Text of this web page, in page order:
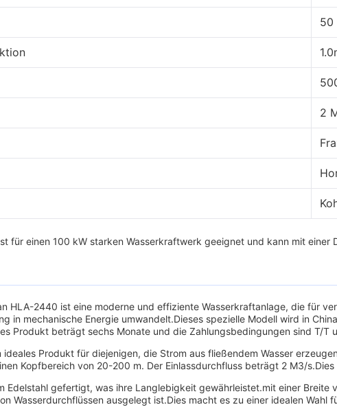
50
2
für einen 100 kW starken Wasserkraftwerk geeignet und kann mit
HLA-2440 ist eine moderne und effiziente Wasserkraftanlage, die für
in mechanische Energie umwandelt.Dieses spezielle Modell wird in
Produkt beträgt sechs Monate und die Zahlungsbedingungen sind T/T
Produkt für diejenigen, die Strom aus fließendem Wasser
Kopfbereich von 20-200 m. Der Einlassdurchfluss beträgt 2 M3/
Edelstahl gefertigt, was ihre Langlebigkeit gewährleistet.mit einer
Wasserdurchflüssen ausgelegt ist.Dies macht es zu einer idealen Wahl